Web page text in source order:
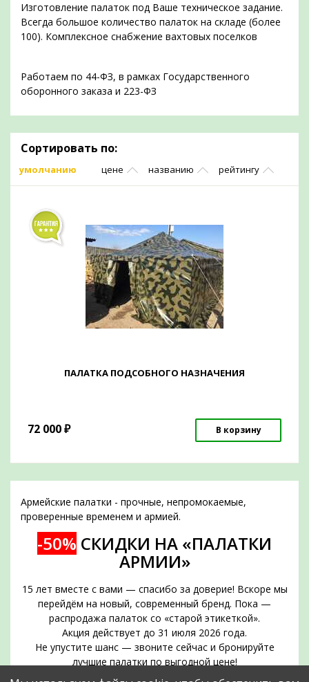
Изготовление палаток под Ваше техническое задание.
Всегда большое количество палаток на складе (более
100). Комплексное снабжение вахтовых поселков
Работаем по 44-ФЗ, в рамках Государственного
оборонного заказа и 223-ФЗ
Сортировать по:
умолчанию цене названию рейтингу
ПАЛАТКА ПОДСОБНОГО НАЗНАЧЕНИЯ
72 000₽ В корзину
Армейские палатки - прочные, непромокаемые,
проверенные временем и армией.
-50% СКИДКИ НА «ПАЛАТКИ
АРМИИ»
15 лет вместе с вами — спасибо за доверие! Вскоре мы
перейдём на новый, современный бренд. Пока —
распродажа палаток со «старой этикеткой».
Акция действует до 31 июля 2026 года.
Не упустите шанс — звоните сейчас и бронируйте
лучшие палатки по выгодной цене!
Срок действия акции — до 31 июля 2026 года